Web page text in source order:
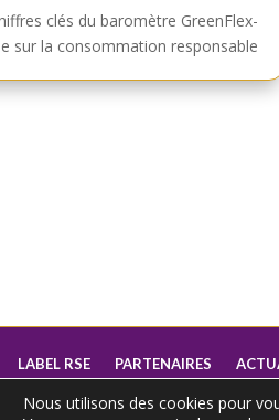
clés du baromètre GreenFlex-
sur la consommation responsable
LABEL RSE PARTENAIRES
Nous utilisons des cookies pour